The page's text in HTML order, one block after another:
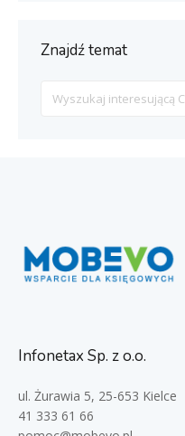
Znajdź temat
For
Infonetax Sp. z o.o.
ul. Żurawia 5, 25-653 Kielce
41 333 61 66